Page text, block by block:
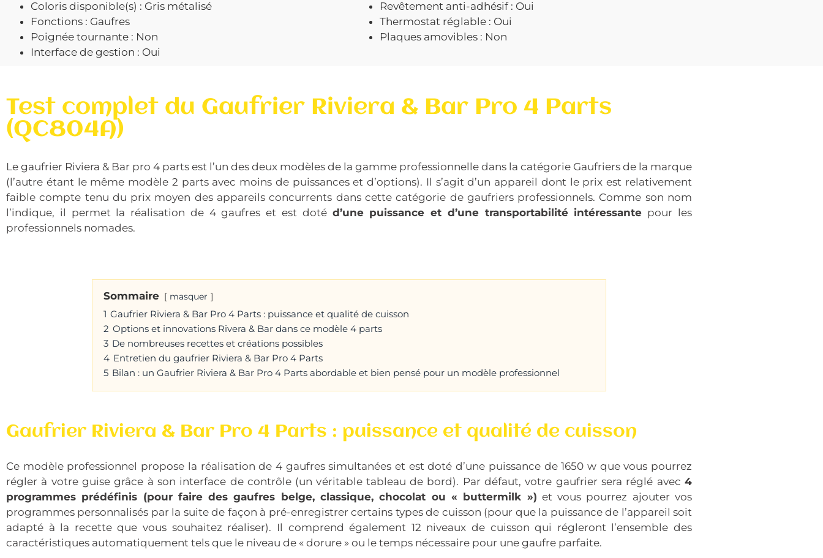
Coloris disponible(s) : Gris métalisé
Fonctions : Gaufres
Poignée tournante : Non
Interface de gestion : Oui
Revêtement anti-adhésif : Oui
Thermostat réglable : Oui
Plaques amovibles : Non
Test complet du Gaufrier Riviera & Bar Pro 4 Parts
(QC804A)
Le gaufrier Riviera & Bar pro 4 parts est l’un des deux modèles de la gamme professionnelle dans la catégorie Gaufriers de la marque
(l’autre étant le même modèle 2 parts avec moins de puissances et d’options). Il s’agit d’un appareil dont le prix est relativement
faible compte tenu du prix moyen des appareils concurrents dans cette catégorie de gaufriers professionnels. Comme son nom
l’indique, il permet la réalisation de 4 gaufres et est doté d’une puissance et d’une transportabilité intéressante pour les
professionnels nomades.
Sommaire masquer
1 Gaufrier Riviera & Bar Pro 4 Parts : puissance et qualité de cuisson
2 Options et innovations Rivera & Bar dans ce modèle 4 parts
3 De nombreuses recettes et créations possibles
4 Entretien du gaufrier Riviera & Bar Pro 4 Parts
5 Bilan : un Gaufrier Riviera & Bar Pro 4 Parts abordable et bien pensé pour un modèle professionnel
Gaufrier Riviera & Bar Pro 4 Parts : puissance et qualité de cuisson
Ce modèle professionnel propose la réalisation de 4 gaufres simultanées et est doté d’une puissance de 1650 w que vous pourrez
régler à votre guise grâce à son interface de contrôle (un véritable tableau de bord). Par défaut, votre gaufrier sera réglé avec 4
programmes prédéfinis (pour faire des gaufres belge, classique, chocolat ou « buttermilk ») et vous pourrez ajouter vos
programmes personnalisés par la suite de façon à pré-enregistrer certains types de cuisson (pour que la puissance de l’appareil soit
adapté à la recette que vous souhaitez réaliser). Il comprend également 12 niveaux de cuisson qui régleront l’ensemble des
caractéristiques automatiquement tels que le niveau de « dorure » ou le temps nécessaire pour une gaufre parfaite.